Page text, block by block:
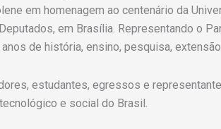
em homenagem ao centenário da
em Brasília. Representando o
de história, ensino, pesquisa,
estudantes, egressos e
e social do Brasil.